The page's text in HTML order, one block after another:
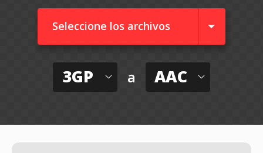
Seleccione los archivos
3GP a AAC